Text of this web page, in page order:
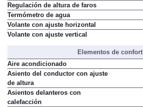
Regulación de altura de faros
Termómetro de agua
Volante con ajuste horizontal
Volante con ajuste vertical
Elementos de confort
Aire acondicionado
Asiento del conductor con ajuste
de altura
Asientos delanteros con
calefacción